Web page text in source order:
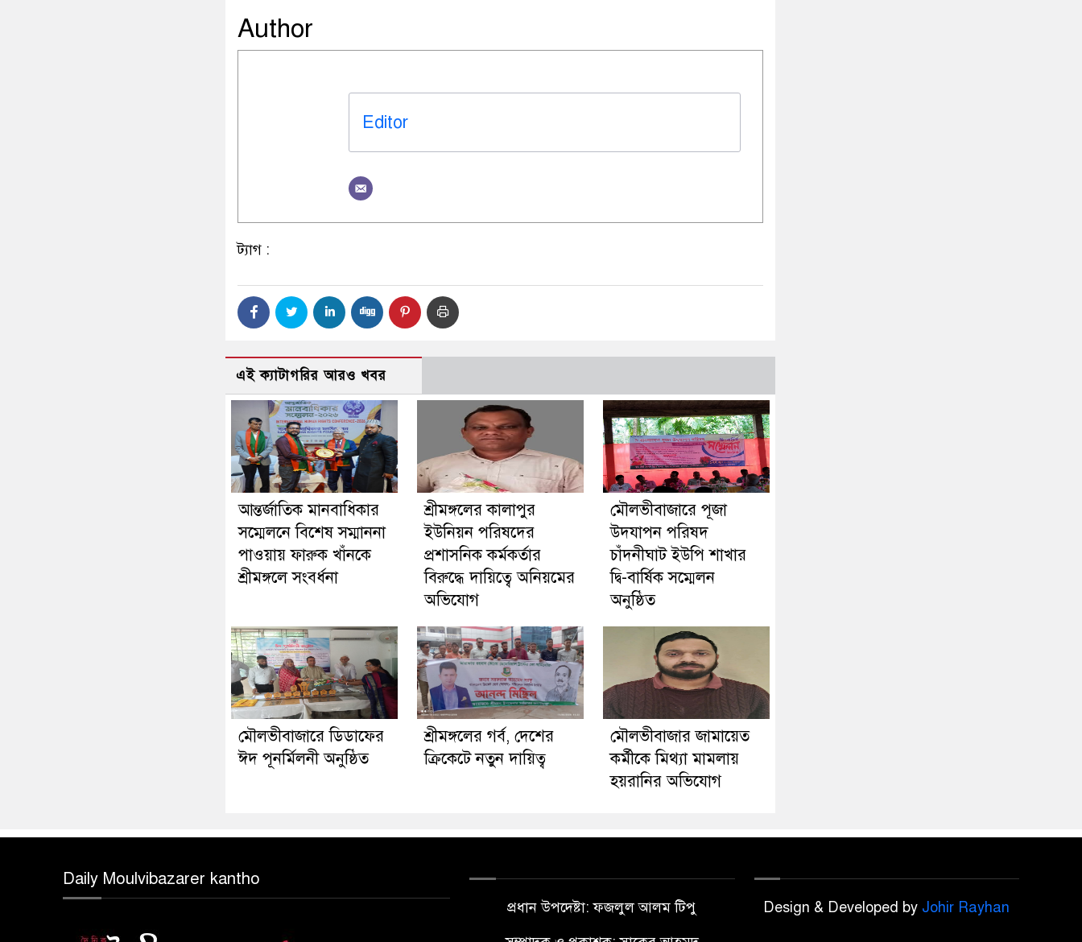
Author
Editor
ট্যাগ :
এই ক্যাটাগরির আরও খবর
আন্তর্জাতিক মানবাধিকার
সম্মেলনে বিশেষ সম্মাননা
পাওয়ায় ফারুক খাঁনকে
শ্রীমঙ্গলে সংবর্ধনা
শ্রীমঙ্গলের কালাপুর
ইউনিয়ন পরিষদের
প্রশাসনিক কর্মকর্তার
বিরুদ্ধে দায়িত্বে অনিয়মের
অভিযোগ
মৌলভীবাজারে পূজা
উদযাপন পরিষদ
চাঁদনীঘাট ইউপি শাখার
দ্বি-বার্ষিক সম্মেলন
অনুষ্ঠিত
মৌলভীবাজারে ডিডাফের
ঈদ পূনর্মিলনী অনুষ্ঠিত
শ্রীমঙ্গলের গর্ব, দেশের
ক্রিকেটে নতুন দায়িত্ব
মৌলভীবাজার জামায়েত
কর্মীকে মিথ্যা মামলায়
হয়রানির অভিযোগ
Daily Moulvibazarer kantho
প্রধান উপদেষ্টা: ফজলুল আলম টিপু
Design & Developed by Johir Rayhan